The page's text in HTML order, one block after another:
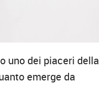
uno dei piaceri della
emerge da